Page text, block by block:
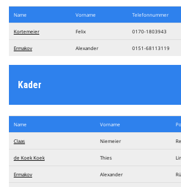
Name Vorname Telefon​nummer
Kortemeier Felix 0170-1803943
Ermakov Alexander 0151-68113119
Kader
Name Vorname
Claas Niemeier
de Koek Koek Thies
Ermakov Alexander